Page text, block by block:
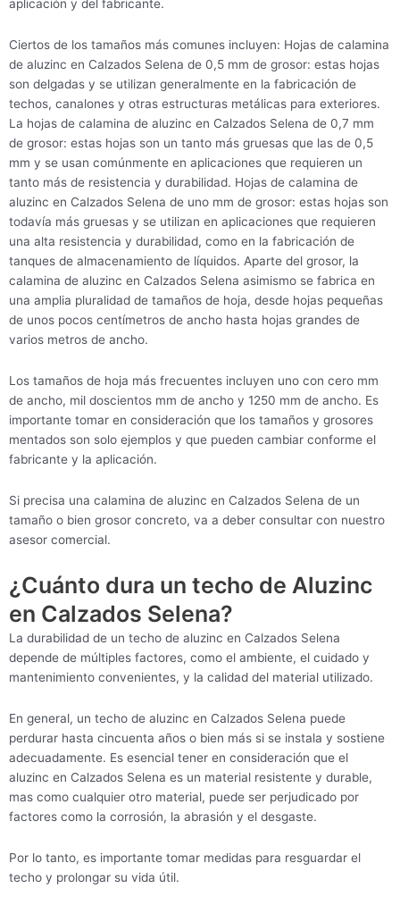
aplicación y del fabricante.
Ciertos de los tamaños más comunes incluyen: Hojas de calamina
de aluzinc en Calzados Selena de 0,5 mm de grosor: estas hojas
son delgadas y se utilizan generalmente en la fabricación de
techos, canalones y otras estructuras metálicas para exteriores.
La hojas de calamina de aluzinc en Calzados Selena de 0,7 mm
de grosor: estas hojas son un tanto más gruesas que las de 0,5
mm y se usan comúnmente en aplicaciones que requieren un
tanto más de resistencia y durabilidad. Hojas de calamina de
aluzinc en Calzados Selena de uno mm de grosor: estas hojas son
todavía más gruesas y se utilizan en aplicaciones que requieren
una alta resistencia y durabilidad, como en la fabricación de
tanques de almacenamiento de líquidos. Aparte del grosor, la
calamina de aluzinc en Calzados Selena asimismo se fabrica en
una amplia pluralidad de tamaños de hoja, desde hojas pequeñas
de unos pocos centímetros de ancho hasta hojas grandes de
varios metros de ancho.
Los tamaños de hoja más frecuentes incluyen uno con cero mm
de ancho, mil doscientos mm de ancho y 1250 mm de ancho. Es
importante tomar en consideración que los tamaños y grosores
mentados son solo ejemplos y que pueden cambiar conforme el
fabricante y la aplicación.
Si precisa una calamina de aluzinc en Calzados Selena de un
tamaño o bien grosor concreto, va a deber consultar con nuestro
asesor comercial.
¿Cuánto dura un techo de Aluzinc
en Calzados Selena?
La durabilidad de un techo de aluzinc en Calzados Selena
depende de múltiples factores, como el ambiente, el cuidado y
mantenimiento convenientes, y la calidad del material utilizado.
En general, un techo de aluzinc en Calzados Selena puede
perdurar hasta cincuenta años o bien más si se instala y sostiene
adecuadamente. Es esencial tener en consideración que el
aluzinc en Calzados Selena es un material resistente y durable,
mas como cualquier otro material, puede ser perjudicado por
factores como la corrosión, la abrasión y el desgaste.
Por lo tanto, es importante tomar medidas para resguardar el
techo y prolongar su vida útil.